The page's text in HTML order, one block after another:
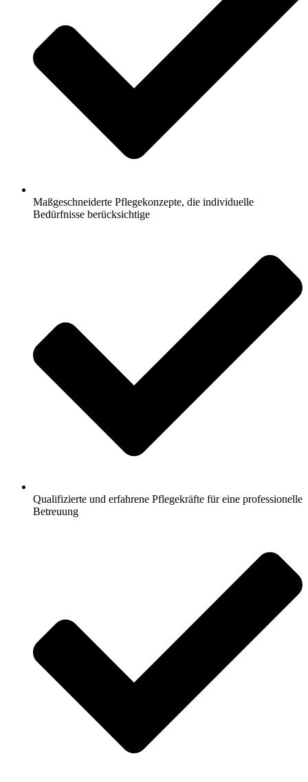
Maßgeschneiderte Pflegekonzepte, die individuelle
Bedürfnisse berücksichtige
Qualifizierte und erfahrene Pflegekräfte für eine professionelle
Betreuung